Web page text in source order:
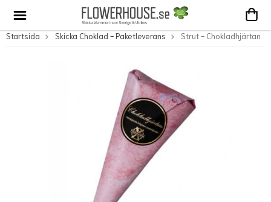
Startsida Skicka Choklad - Paketleverans Strut - Chokladhjärtan